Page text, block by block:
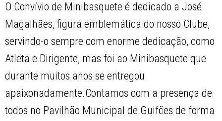
O Convívio de Minibasquete é dedicado a José
Magalhães, figura emblemática do nosso Clube,
servindo-o sempre com enorme dedicação, como
Atleta e Dirigente, mas foi ao Minibasquete que
durante muitos anos se entregou
apaixonadamente.Contamos com a presença de
todos no Pavilhão Municipal de Guifões de forma